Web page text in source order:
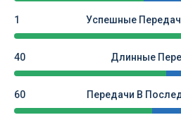
1 Успешные
40 Длинные
60 Передачи В